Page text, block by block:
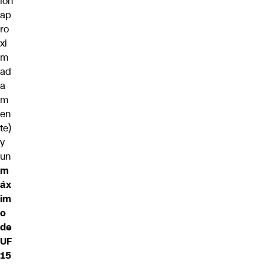
ap
ro
xi
m
ad
a
m
en
te)
y
un
m
áx
im
o
de
UF
15